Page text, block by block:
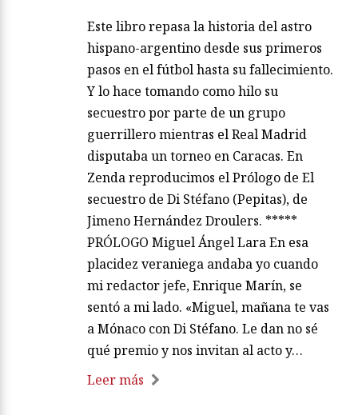
Este libro repasa la historia del astro
hispano-argentino desde sus primeros
pasos en el fútbol hasta su fallecimiento.
Y lo hace tomando como hilo su
secuestro por parte de un grupo
guerrillero mientras el Real Madrid
disputaba un torneo en Caracas. En
Zenda reproducimos el Prólogo de El
secuestro de Di Stéfano (Pepitas), de
Jimeno Hernández Droulers. *****
PRÓLOGO Miguel Ángel Lara En esa
placidez veraniega andaba yo cuando
mi redactor jefe, Enrique Marín, se
sentó a mi lado. «Miguel, mañana te vas
a Mónaco con Di Stéfano. Le dan no sé
qué premio y nos invitan al acto y…
Leer más